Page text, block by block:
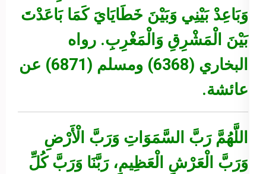
وَبَاعِدْ بَيْنِي وَبَيْنَ خَطَايَايَ كَمَا بَاعَدْتَ
بَيْنَ الْمَشْرِقِ وَالْمَغْرِبِ. رواه
البخاري (6368) ومسلم (6871) عن
عائشة.
اللَّهُمَّ رَبَّ السَّمَوَاتِ وَرَبَّ الْأَرْضِ
وَرَبَّ الْعَرْشِ الْعَظِيمِ، رَبَّنَا وَرَبَّ كُلِّ